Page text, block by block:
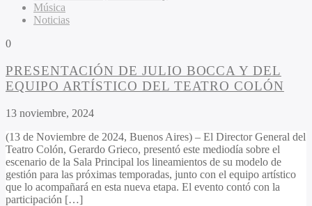
Música
Noticias
0
PRESENTACIÓN DE JULIO BOCCA Y DEL
EQUIPO ARTÍSTICO DEL TEATRO COLÓN
13 noviembre, 2024
(13 de Noviembre de 2024, Buenos Aires) – El Director General del
Teatro Colón, Gerardo Grieco, presentó este mediodía sobre el
escenario de la Sala Principal los lineamientos de su modelo de
gestión para las próximas temporadas, junto con el equipo artístico
que lo acompañará en esta nueva etapa. El evento contó con la
participación […]